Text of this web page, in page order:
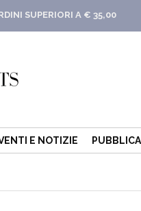
SUPERIORI A € 35,00
E NOTIZIE